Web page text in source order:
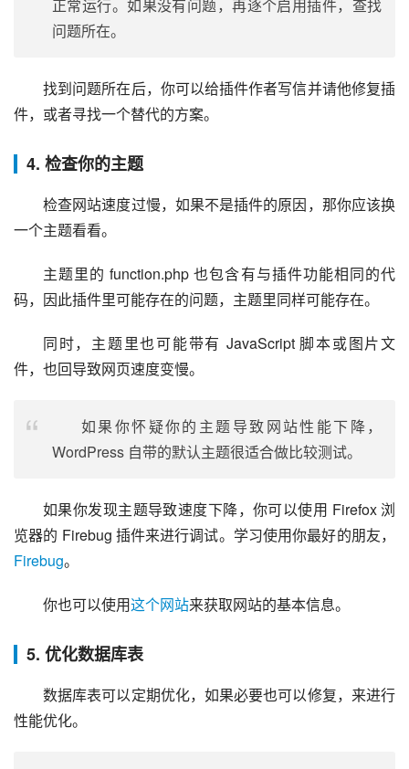
正常运行。如果没有问题，再逐个启用插件，查找
问题所在。
找到问题所在后，你可以给插件作者写信并请他修复插
件，或者寻找一个替代的方案。
4. 检查你的主题
检查网站速度过慢，如果不是插件的原因，那你应该换
一个主题看看。
主题里的 function.php 也包含有与插件功能相同的代
码，因此插件里可能存在的问题，主题里同样可能存在。
同时，主题里也可能带有 JavaScript 脚本或图片文
件，也回导致网页速度变慢。
如果你怀疑你的主题导致网站性能下降，
WordPress 自带的默认主题很适合做比较测试。
如果你发现主题导致速度下降，你可以使用 Firefox 浏
览器的 Firebug 插件来进行调试。学习使用你最好的朋友，
Firebug。
你也可以使用这个网站来获取网站的基本信息。
5. 优化数据库表
数据库表可以定期优化，如果必要也可以修复，来进行
性能优化。